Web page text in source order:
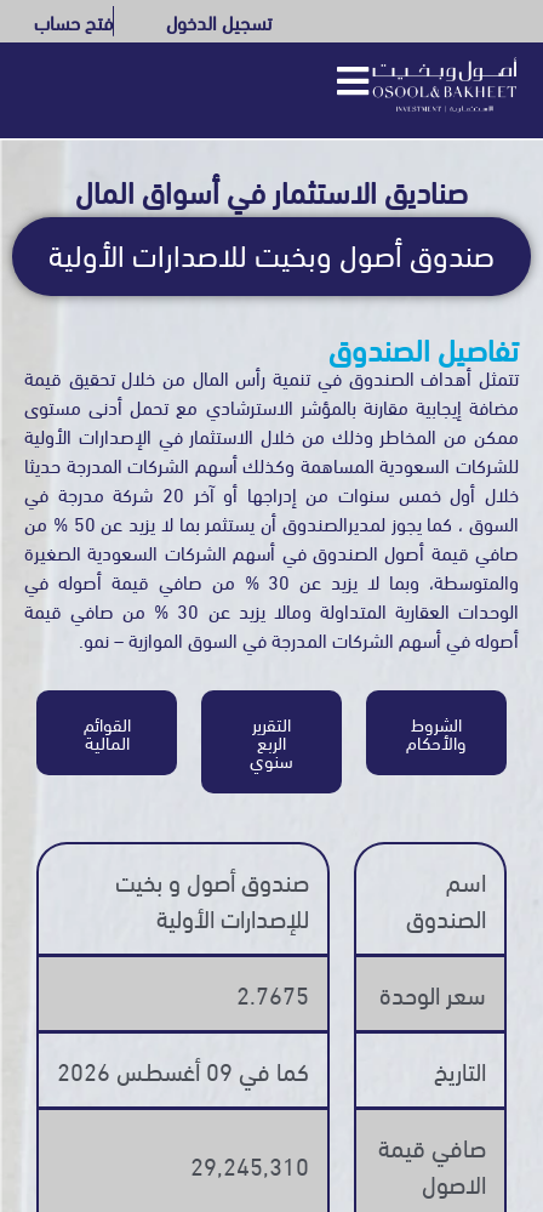
تسجيل الدخول فتح حساب
صناديق الاستثمار في أسواق المال
صندوق أصول وبخيت للاصدارات الأولية
تفاصيل الصندوق
تتمثل أهداف الصندوق في تنمية رأس المال من خلال تحقيق قيمة
مضافة إيجابية مقارنة بالمؤشر الاسترشادي مع تحمل أدنى مستوى
ممكن من المخاطر وذلك من خلال الاستثمار في الإصدارات الأولية
للشركات السعودية المساهمة وكذلك أسهم الشركات المدرجة حديثا
خلال أول خمس سنوات من إدراجها أو آخر 20 شركة مدرجة في
السوق ، كما يجوز لمديرالصندوق أن يستثمر بما لا يزيد عن 50 % من
صافي قيمة أصول الصندوق في أسهم الشركات السعودية الصغيرة
والمتوسطة، وبما لا يزيد عن 30 % من صافي قيمة أصوله في
الوحدات العقارية المتداولة ومالا يزيد عن 30 % من صافي قيمة
أصوله في أسهم الشركات المدرجة في السوق الموازية – نمو.
الشروط
والأحكام
التقرير
الربع
سنوي
القوائم
المالية
اسم
الصندوق
صندوق أصول و بخيت
للإصدارات الأولية
سعر الوحدة 2.7675
التاريخ كما في 09 أغسطـس 2026
صافي قيمة
الاصول
29,245,310